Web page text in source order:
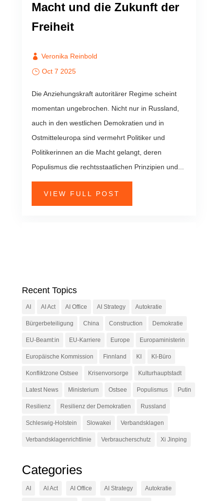
Macht und die Zukunft der
Freiheit
Veronika Reinbold
Oct 7 2025
Die Anziehungskraft autoritärer Regime scheint
momentan ungebrochen. Nicht nur in Russland,
auch in den westlichen Demokratien und in
Ostmitteleuropa sind vermehrt Politiker und
Politikerinnen an die Macht gelangt, deren
Populismus die rechtsstaatlichen Prinzipien und...
VIEW FULL POST
Recent Topics
AI AI Act AI Office AI Strategy Autokratie
Bürgerbeteiligung China Construction Demokratie
EU-Beamt:in EU-Karriere Europe Europaministerin
Europäische Kommission Finnland KI KI-Büro
Konfliktzone Ostsee Krisenvorsorge Kulturhauptstadt
Latest News Ministerium Ostsee Populismus Putin
Resilienz Resilienz der Demokratien Russland
Schleswig-Holstein Slowakei Verbandsklagen
Verbandsklagenrichtlinie Verbraucherschutz Xi Jinping
Categories
AI AI Act AI Office AI Strategy Autokratie